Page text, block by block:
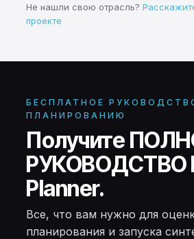
Не нашли свою отрасль?
проекте
БЕСПЛАТНОЕ
ПЛАНИРОВАНИЮ
Получите
РУКОВОДСТВО
Planner.
Все, что вам нужно для
планирования и запуска